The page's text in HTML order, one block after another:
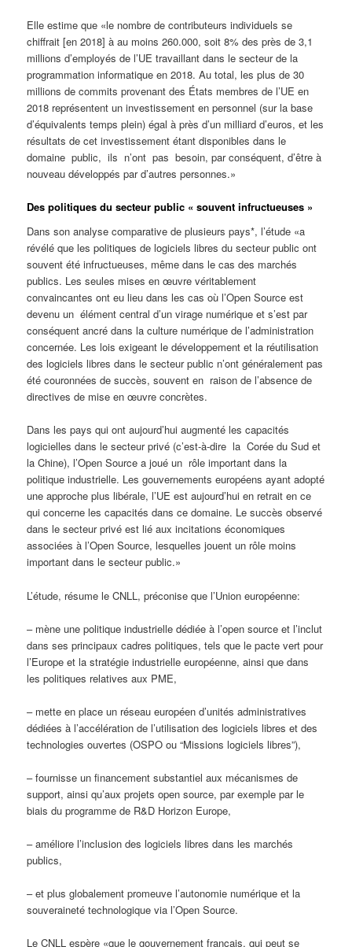
Elle estime que «le nombre de contributeurs individuels se
chiffrait [en 2018] à au moins 260.000, soit 8% des près de 3,1
millions d’employés de l’UE travaillant dans le secteur de la
programmation informatique en 2018. Au total, les plus de 30
millions de commits provenant des États membres de l’UE en
2018 représentent un investissement en personnel (sur la base
d’équivalents temps plein) égal à près d’un milliard d’euros, et les
résultats de cet investissement étant disponibles dans le
domaine public, ils n’ont pas besoin, par conséquent, d’être à
nouveau développés par d’autres personnes.»
Des politiques du secteur public « souvent infructueuses »
Dans son analyse comparative de plusieurs pays*, l’étude «a
révélé que les politiques de logiciels libres du secteur public ont
souvent été infructueuses, même dans le cas des marchés
publics. Les seules mises en œuvre véritablement
convaincantes ont eu lieu dans les cas où l’Open Source est
devenu un élément central d’un virage numérique et s’est par
conséquent ancré dans la culture numérique de l’administration
concernée. Les lois exigeant le développement et la réutilisation
des logiciels libres dans le secteur public n’ont généralement pas
été couronnées de succès, souvent en raison de l’absence de
directives de mise en œuvre concrètes.
Dans les pays qui ont aujourd’hui augmenté les capacités
logicielles dans le secteur privé (c’est-à-dire la Corée du Sud et
la Chine), l’Open Source a joué un rôle important dans la
politique industrielle. Les gouvernements européens ayant adopté
une approche plus libérale, l’UE est aujourd’hui en retrait en ce
qui concerne les capacités dans ce domaine. Le succès observé
dans le secteur privé est lié aux incitations économiques
associées à l’Open Source, lesquelles jouent un rôle moins
important dans le secteur public.»
L’étude, résume le CNLL, préconise que l’Union européenne:
– mène une politique industrielle dédiée à l’open source et l’inclut
dans ses principaux cadres politiques, tels que le pacte vert pour
l’Europe et la stratégie industrielle européenne, ainsi que dans
les politiques relatives aux PME,
– mette en place un réseau européen d’unités administratives
dédiées à l’accélération de l’utilisation des logiciels libres et des
technologies ouvertes (OSPO ou “Missions logiciels libres”),
– fournisse un financement substantiel aux mécanismes de
support, ainsi qu’aux projets open source, par exemple par le
biais du programme de R&D Horizon Europe,
– améliore l’inclusion des logiciels libres dans les marchés
publics,
– et plus globalement promeuve l’autonomie numérique et la
souveraineté technologique via l’Open Source.
Le CNLL espère «que le gouvernement français, qui peut se